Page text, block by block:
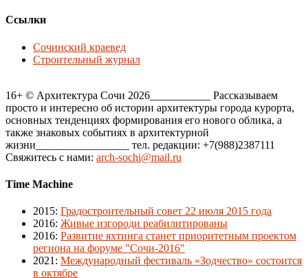
Ссылки
Сочинский краевед
Строительный журнал
16+ © Архитектура Сочи 2026___________ Рассказываем
просто и интересно об истории архитектуры города курорта,
основных тенденциях формирования его нового облика, а
также знаковых событиях в архитектурной
жизни_________________ тел. редакции: +7(988)2387111
Свяжитесь с нами: arch-sochi@mail.ru
Time Machine
2015: Градостроительный совет 22 июля 2015 года
2016: Живые изгороди реабилитированы
2016: Развитие яхтинга станет приоритетным проектом
региона на форуме "Сочи-2016"
2021 : Международный фестиваль «Зодчество» состоится
в октябре